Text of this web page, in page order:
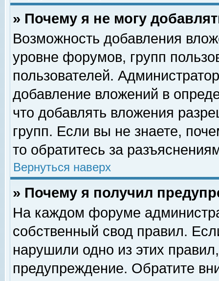
» Почему я не могу
Возможность добавления
уровне форумов, групп
пользователей.
добавление вложений в
что добавлять вложения
групп. Если вы не знаете,
то обратитесь за
Вернуться наверх
» Почему я получил
На каждом форуме
собственный свод правил.
нарушили одно из этих
предупреждение. Обратите